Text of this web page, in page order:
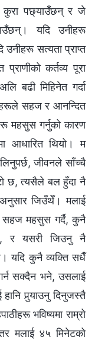
कुरा पछ्याउँछन् र जे
यदि उनीहरू
सत्यता प्राप्त
कर्तव्य पूरा
बढी मिहिनेत गर्दा
सहज र आनन्दित
महसुस गर्नुको कारण
आधारित थियो। म
जीवनले साँच्चै
छ, त्यसैले बल हुँदा नै
जिउँथेँ। मलाई
महसुस गर्दै, कुनै
र यसरी जिउनु नै
यदि कुनै व्यक्ति सधैँ
सक्दैन भने, उसलाई
पुर्‍याउनु दिनुजस्तै
भविष्यमा राम्रो
मलाई ४५ मिनेटको